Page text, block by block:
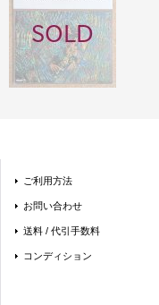
ご利用方法
お問い合わせ
送料 / 代引手数料
コンディション